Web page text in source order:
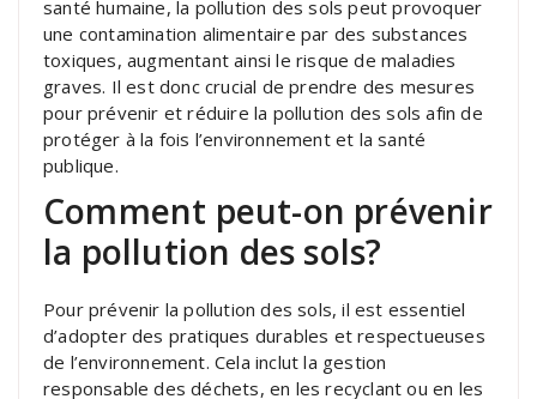
santé humaine, la pollution des sols peut provoquer
une contamination alimentaire par des substances
toxiques, augmentant ainsi le risque de maladies
graves. Il est donc crucial de prendre des mesures
pour prévenir et réduire la pollution des sols afin de
protéger à la fois l’environnement et la santé
publique.
Comment peut-on prévenir
la pollution des sols?
Pour prévenir la pollution des sols, il est essentiel
d’adopter des pratiques durables et respectueuses
de l’environnement. Cela inclut la gestion
responsable des déchets, en les recyclant ou en les